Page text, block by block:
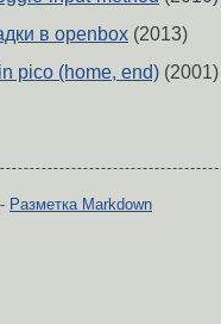
в openbox (2013)
pico (home, end) (2001)
Разметка Markdown